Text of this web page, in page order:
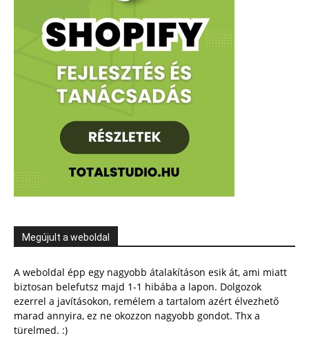
Megújult a weboldal
A weboldal épp egy nagyobb átalakításon esik át, ami miatt
biztosan belefutsz majd 1-1 hibába a lapon. Dolgozok
ezerrel a javításokon, remélem a tartalom azért élvezhető
marad annyira, ez ne okozzon nagyobb gondot. Thx a
türelmed. :)